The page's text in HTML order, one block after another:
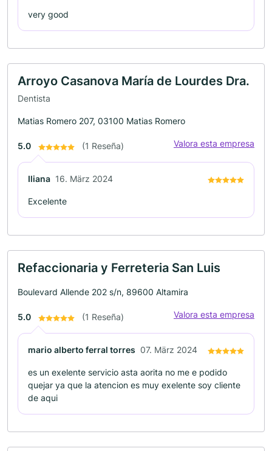
very good
Arroyo Casanova María de Lourdes Dra.
Dentista
Matias Romero 207, 03100 Matias Romero
5.0 (1 Reseña) Valora esta empresa
Iliana 16. März 2024
Excelente
Refaccionaria y Ferreteria San Luis
Boulevard Allende 202 s/n, 89600 Altamira
5.0 (1 Reseña) Valora esta empresa
mario alberto ferral torres 07. März 2024
es un exelente servicio asta aorita no me e podido
quejar ya que la atencion es muy exelente soy cliente
de aqui